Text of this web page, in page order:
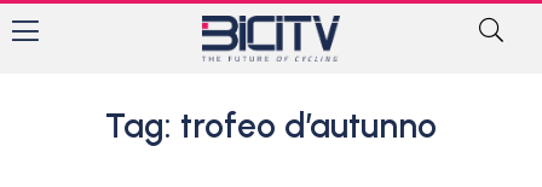
Tag: trofeo d’autunno